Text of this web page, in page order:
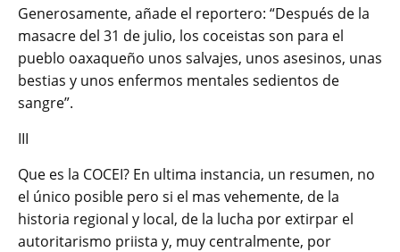
Generosamente, añade el reportero: “Después de la
masacre del 31 de julio, los coceistas son para el
pueblo oaxaqueño unos salvajes, unos asesinos, unas
bestias y unos enfermos mentales sedientos de
sangre”.
III
Que es la COCEI? En ultima instancia, un resumen, no
el único posible pero si el mas vehemente, de la
historia regional y local, de la lucha por extirpar el
autoritarismo priista y, muy centralmente, por